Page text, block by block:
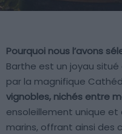
Pourquoi nous l’avons
Barthe est un joyau situé
par la magnifique
vignobles, nichés entre
ensoleillement unique
marins, offrant ainsi des